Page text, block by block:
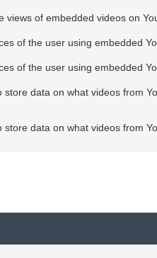
views of embedded videos on
of the user using embedded
of the user using embedded
data on what videos from
data on what videos from